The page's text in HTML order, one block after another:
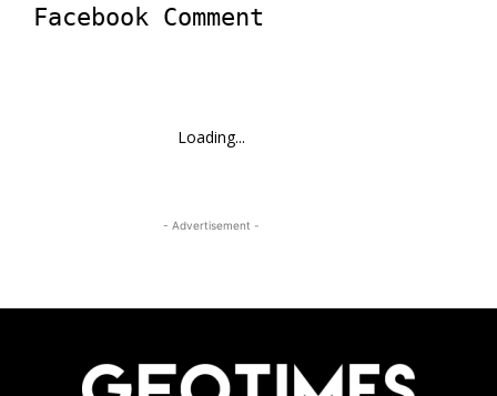
Facebook Comment
Loading...
- Advertisement -